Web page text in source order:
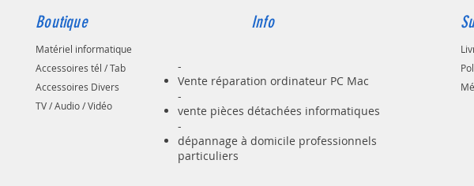
les
de
Boutique
Matériel informatique
Accessoires tél / Tab
Accessoires Divers
TV / Audio / Vidéo
Info
-
Vente réparation ordinateur PC Mac
-
vente pièces détachées informatiques
-
dépannage à domicile professionnels
particuliers